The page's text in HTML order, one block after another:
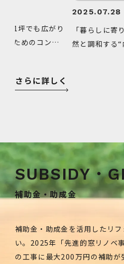
でも広がり
めのコンパ
2025.07.28
「暮らしに寄り添
然と調和する“内
さらに詳しく
補助金・助成金
補助金・助成金を活用したリ
い。2025年「先進的窓リノベ
の工事に最大200万円の補助が